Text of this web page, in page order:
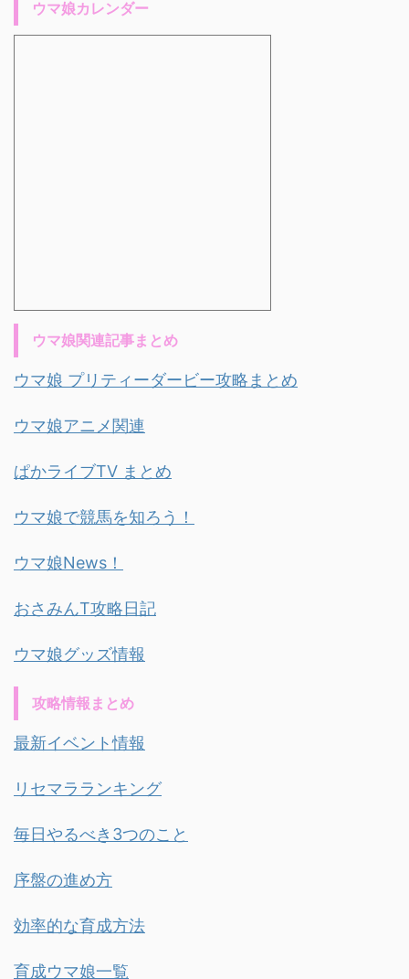
ウマ娘カレンダー
ウマ娘関連記事まとめ
ウマ娘 プリティーダービー攻略まとめ
ウマ娘アニメ関連
ぱかライブTV まとめ
ウマ娘で競馬を知ろう！
ウマ娘News！
おさみんT攻略日記
ウマ娘グッズ情報
攻略情報まとめ
最新イベント情報
リセマラランキング
毎日やるべき3つのこと
序盤の進め方
効率的な育成方法
育成ウマ娘一覧